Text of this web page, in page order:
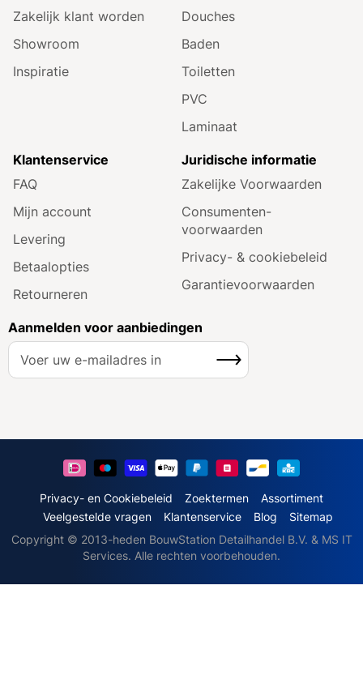
Zakelijk klant worden
Showroom
Inspiratie
Douches
Baden
Toiletten
PVC
Laminaat
Klantenservice
FAQ
Mijn account
Levering
Betaalopties
Retourneren
Juridische informatie
Zakelijke Voorwaarden
Consumenten­
voorwaarden
Privacy- & cookiebeleid
Garantie­voorwaarden
Aanmelden voor aanbiedingen
A
e
o
z
Inschrijven
Privacy- en Cookiebeleid Zoektermen
Assortiment
Veelgestelde vragen
Klantenservice Blog
Sitemap
Copyright © 2013-heden BouwStation Detailhandel B.V. & MS IT
Services. Alle rechten voorbehouden.